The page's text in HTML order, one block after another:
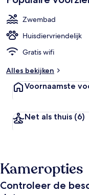
Zwembad
Huisdiervriendelijk
Gratis wifi
Alles bekijken
Voornaamste
Net als thuis (6)
Kameropties
Controleer de